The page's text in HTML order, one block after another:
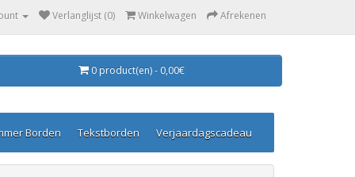
Verlanglijst (0) Winkelwagen Afrekenen
0 product(en) - 0,00€
Borden Tekstborden Verjaardagscadeau